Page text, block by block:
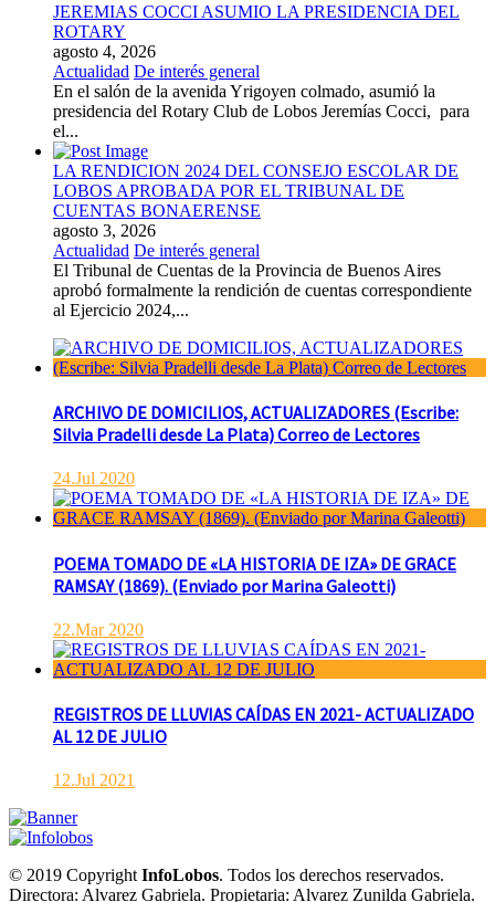
JEREMIAS COCCI ASUMIO LA PRESIDENCIA DEL
ROTARY
agosto 4, 2026
Actualidad De interés general
En el salón de la avenida Yrigoyen colmado, asumió la
presidencia del Rotary Club de Lobos Jeremías Cocci, para
el...
LA RENDICION 2024 DEL CONSEJO ESCOLAR DE
LOBOS APROBADA POR EL TRIBUNAL DE
CUENTAS BONAERENSE
agosto 3, 2026
Actualidad De interés general
El Tribunal de Cuentas de la Provincia de Buenos Aires
aprobó formalmente la rendición de cuentas correspondiente
al Ejercicio 2024,...
ARCHIVO DE DOMICILIOS, ACTUALIZADORES (Escribe:
Silvia Pradelli desde La Plata) Correo de Lectores
24.Jul 2020
POEMA TOMADO DE «LA HISTORIA DE IZA» DE GRACE
RAMSAY (1869). (Enviado por Marina Galeotti)
22.Mar 2020
REGISTROS DE LLUVIAS CAÍDAS EN 2021- ACTUALIZADO
AL 12 DE JULIO
12.Jul 2021
© 2019 CopyrightInfoLobos. Todos los derechos reservados.
Directora: Alvarez Gabriela. Propietaria: Alvarez Zunilda Gabriela.